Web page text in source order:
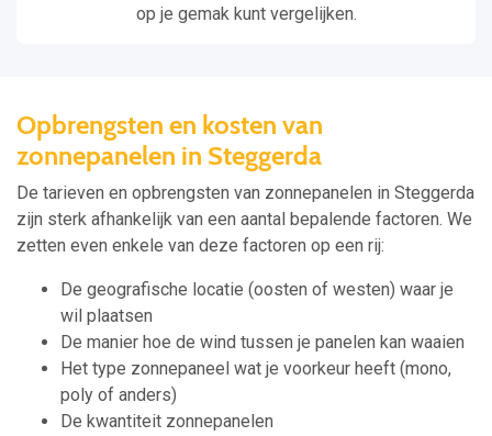
op je gemak kunt vergelijken.
Opbrengsten en kosten van
zonnepanelen in Steggerda
De tarieven en opbrengsten van zonnepanelen in Steggerda
zijn sterk afhankelijk van een aantal bepalende factoren. We
zetten even enkele van deze factoren op een rij:
De geografische locatie (oosten of westen) waar je
wil plaatsen
De manier hoe de wind tussen je panelen kan waaien
Het type zonnepaneel wat je voorkeur heeft (mono,
poly of anders)
De kwantiteit zonnepanelen